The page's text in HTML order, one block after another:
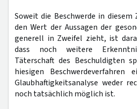
Soweit die Beschwerde in diesem
den Wert der Aussagen der
generell in Zweifel zieht, ist
dass noch weitere
Täterschaft des Beschuldigten
hiesigen Beschwerdeverfahren
Glaubhaftigkeitsanalyse weder
noch tatsächlich möglich ist.